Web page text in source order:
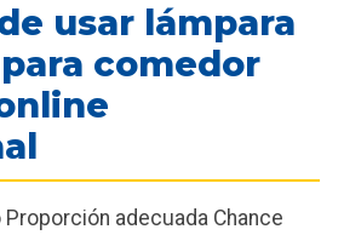
usar lámpara
comedor
adecuada Chance